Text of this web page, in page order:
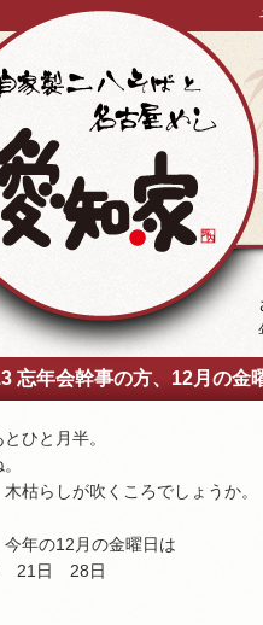
忘年会幹事の方、12月の金
ひと月半。
枯らしが吹くころでしょうか。
今年の12月の金曜日は
21日 28日